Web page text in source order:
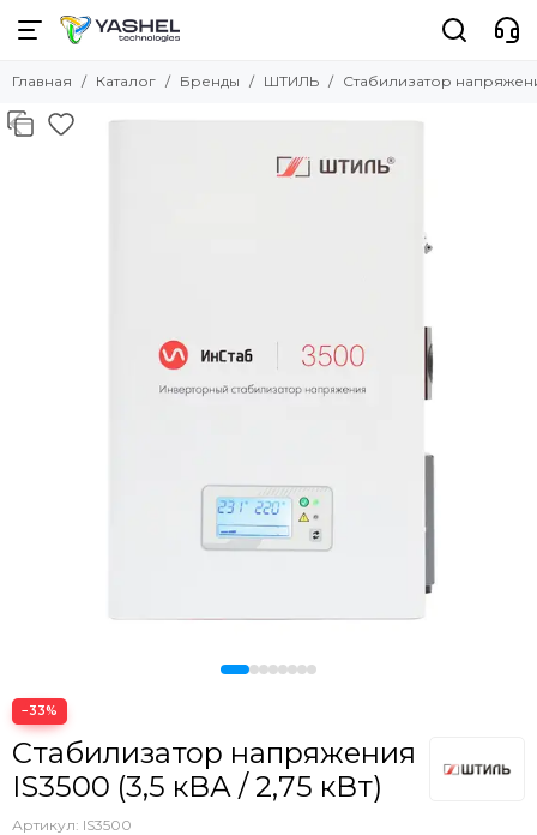
Бренды
YASHEL
Главная Каталог Бренды ШТИЛЬ Стабилизатор
−33%
Стабилизатор напряжения
IS3500 (3,5 кВА / 2,75 кВт)
Артикул: IS3500